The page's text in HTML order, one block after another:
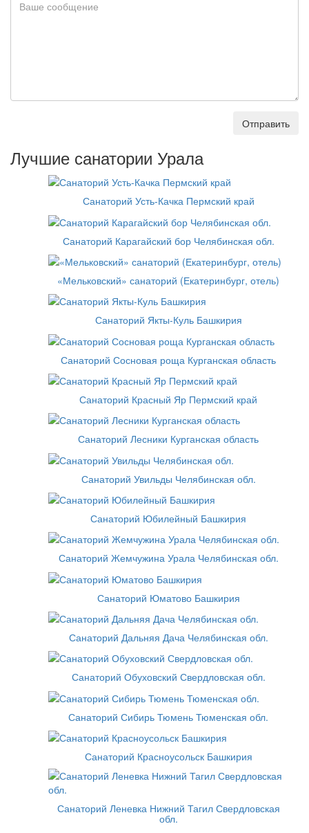
Отправить
Лучшие санатории Урала
Санаторий Усть-Качка Пермский край
Санаторий Карагайский бор Челябинская обл.
«Мельковский» санаторий (Екатеринбург, отель)
Санаторий Якты-Куль Башкирия
Санаторий Сосновая роща Курганская область
Санаторий Красный Яр Пермский край
Санаторий Лесники Курганская область
Санаторий Увильды Челябинская обл.
Санаторий Юбилейный Башкирия
Санаторий Жемчужина Урала Челябинская обл.
Санаторий Юматово Башкирия
Санаторий Дальняя Дача Челябинская обл.
Санаторий Обуховский Свердловская обл.
Санаторий Сибирь Тюмень Тюменская обл.
Санаторий Красноусольск Башкирия
Санаторий Леневка Нижний Тагил Свердловская
обл.